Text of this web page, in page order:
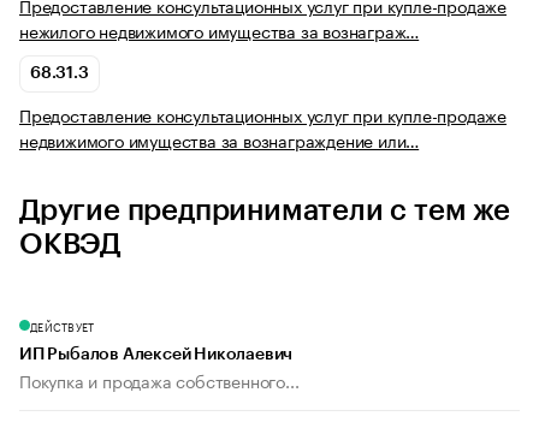
Предоставление консультационных услуг при купле-продаже
нежилого недвижимого имущества за вознаграж…
68.31.3
Предоставление консультационных услуг при купле-продаже
недвижимого имущества за вознаграждение или…
Другие предприниматели с тем же
ОКВЭД
ДЕЙСТВУЕТ
ИП Рыбалов Алексей Николаевич
Покупка и продажа собственного...